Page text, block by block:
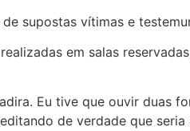
supostas vítimas e
em salas
Eu tive que ouvir duas
de verdade que